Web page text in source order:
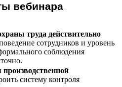
вебинара
труда действительно
сотрудников и уровень
соблюдения
систему контроля